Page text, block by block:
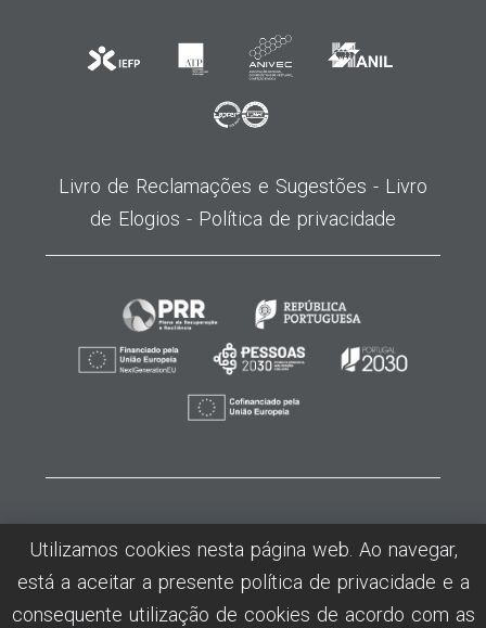
Livro de Reclamações e Sugestões - Livro
de Elogios - Política de privacidade
©2026 - Centro de Formação Profissional da Insdustria Téxtil,
Vestuário, Confecção e Lanifícios - Todos os direitos reservados -
Desenvolvido por Humansoft
Utilizamos cookies nesta página web. Ao navegar,
está a aceitar a presente política de privacidade e a
consequente utilização de cookies de acordo com as